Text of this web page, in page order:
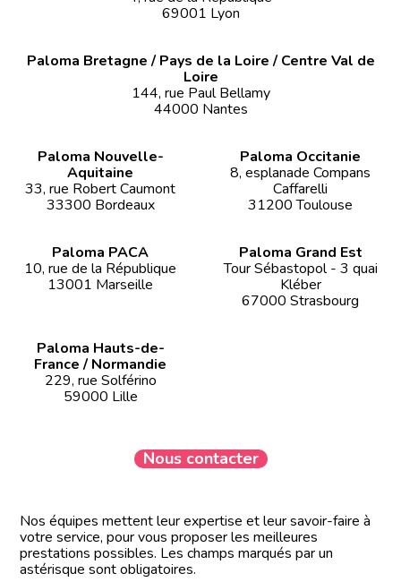
69001 Lyon
Paloma Bretagne / Pays de la Loire / Centre Val de
Loire
144, rue Paul Bellamy
44000 Nantes
Paloma Nouvelle-
Aquitaine
33, rue Robert Caumont
33300 Bordeaux
Paloma Occitanie
8, esplanade Compans
Caffarelli
31200 Toulouse
Paloma PACA
10, rue de la République
13001 Marseille
Paloma Grand Est
Tour Sébastopol - 3 quai
Kléber
67000 Strasbourg
Paloma Hauts-de-
France / Normandie
229, rue Solférino
59000 Lille
Nous contacter
Nos équipes mettent leur expertise et leur savoir-faire à
votre service, pour vous proposer les meilleures
prestations possibles. Les champs marqués par un
astérisque sont obligatoires.